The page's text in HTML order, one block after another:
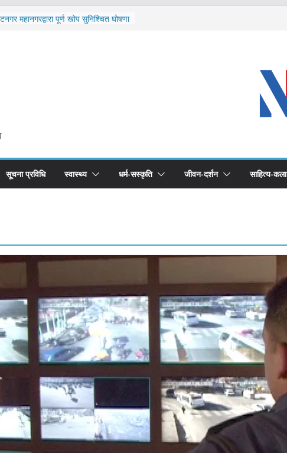
संक्रमण पुष्टिपछि दार्चुलाका सीमामा कडाइ
महानगरद्वारा पूर्ण खोप सुनिश्चित घोषणा
सूचना प्रविधि स्वास्थ्य धर्म-सस्कृति जीवन-दर्शन साहित्य-कला